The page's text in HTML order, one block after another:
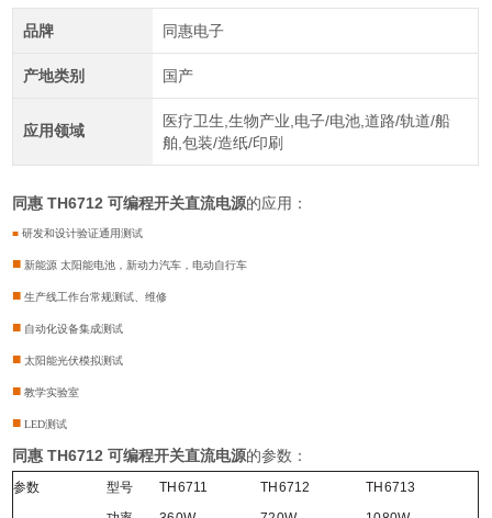
品牌 同惠电子
产地类别 国产
应用领域
医疗卫生,生物产业,电子/电池,道路/轨道/船
舶,包装/造纸/印刷
同惠 TH6712 可编程开关直流电源的应用：
■ 研发和设计验证通用测试
■ 新能源 太阳能电池，新动力汽车，电动自行车
■ 生产线工作台常规测试、维修
■ 自动化设备集成测试
■ 太阳能光伏模拟测试
■ 教学实验室
■ LED测试
同惠 TH6712 可编程开关直流电源的参数：
参数 型号 TH6711 TH6712
TH6713